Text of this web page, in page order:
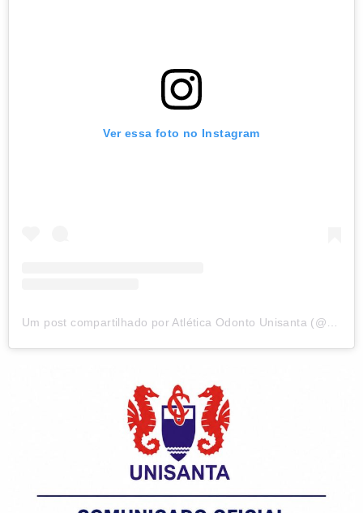
Ver essa foto no Instagram